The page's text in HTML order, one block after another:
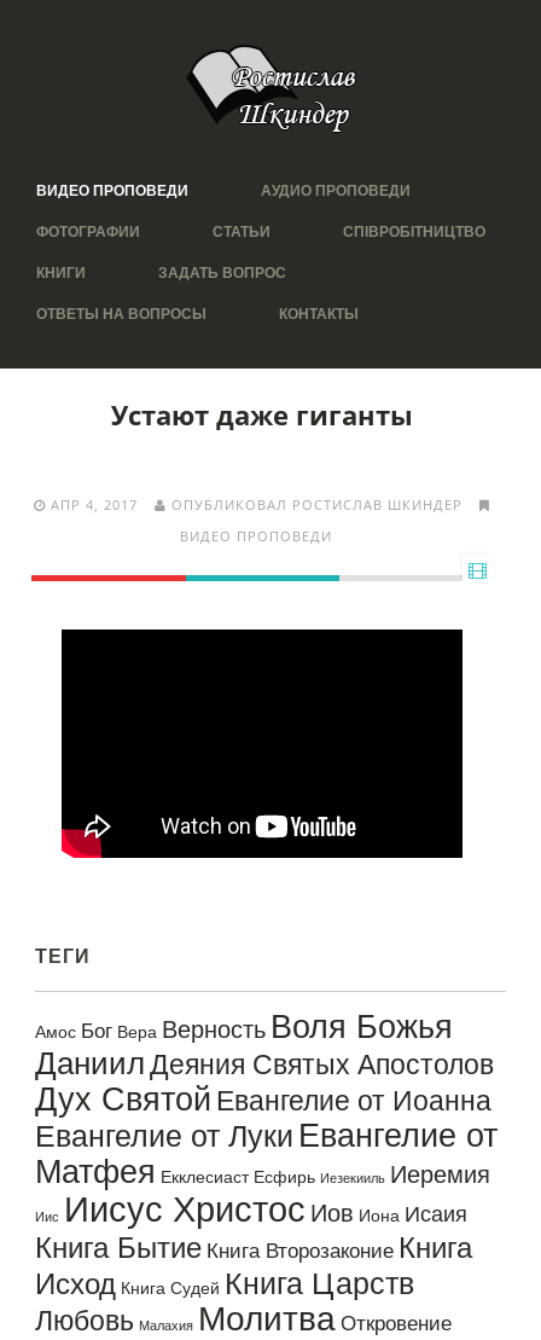
ВИДЕО ПРОПОВЕДИ АУДИО ПРОПОВЕДИ
ФОТОГРАФИИ СТАТЬИ СПІВРОБІТНИЦТВО
КНИГИ ЗАДАТЬ ВОПРОС
ОТВЕТЫ НА ВОПРОСЫ КОНТАКТЫ
Устают даже гиганты
АПР 4, 2017
ОПУБЛИКОВАЛ РОСТИСЛАВ ШКИНДЕР
ВИДЕО ПРОПОВЕДИ
ТЕГИ
Амос Бог Вера Верность Воля Божья
ДаниилДеяния Святых Апостолов
Дух Святой Евангелие от Иоанна
Евангелие от Луки Евангелие от
Матфея Екклесиаст Есфирь Иезекииль Иеремия
Иис Иисус Христос Иов Иона Исаия
Книга Бытие Книга Второзаконие Книга
Исход Книга Судей Книга Царств
Любовь Малахия Молитва Откровение